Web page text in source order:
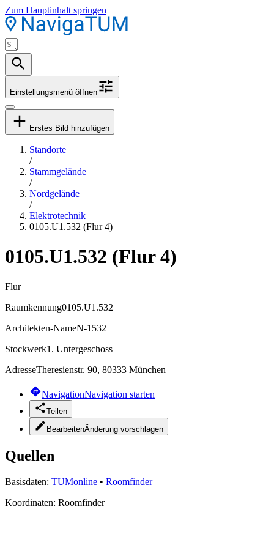
Zum Hauptinhalt springen
Einstellungsmenü öffnen
Erstes Bild hinzufügen
Standorte
/
Stammgelände
/
Nordgelände
/
Elektrotechnik
0105.U1.532 (Flur 4)
0105.U1.532 (Flur 4)
Flur
Raumkennung0105.U1.532
Architekten-NameN-1532
Stockwerk1. Untergeschoss
AdresseTheresienstr. 90, 80333 München
NavigationNavigation starten
Teilen
BearbeitenÄnderung vorschlagen
Quellen
Basisdaten: TUMonline • Roomfinder
Koordinaten: Roomfinder